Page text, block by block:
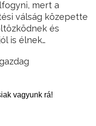
mert a
válság közepette
és
is élnek…
vagyunk rá!